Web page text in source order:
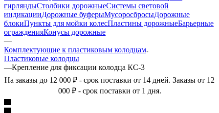
гирляндыСтолбики дорожныеСистемы световой
индикацииДорожные буферыМусоросбросыДорожные
блокиПункты для мойки колесПластины дорожныеБарьерные
огражденияКонусы дорожные
—
Комплектующие к пластиковым колодцам
Пластиковые колодцы
—Крепление для фиксации колодца КС-3
На заказы до 12 000 ₽ - срок поставки от 14 дней. Заказы от 12
000 ₽ - срок поставки от 1 дня.